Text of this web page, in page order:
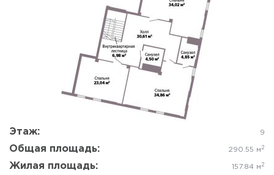
Этаж: 9
Общая площадь: 290.55 м 2
Жилая площадь: 157.84 м 2
Да, удалить Отмена